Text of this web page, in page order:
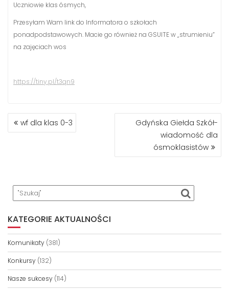
Uczniowie klas ósmych,
Przesyłam Wam link do Informatora o szkołach
ponadpodstawowych. Macie go również na GSUITE w „strumieniu”
na zajęciach wos
https://tiny.pl/t3qn9
NAWIGACJA
WPISU
wf dla klas 0-3
Gdyńska Giełda Szkół-
wiadomość dla
ósmoklasistów
KATEGORIE AKTUALNOŚCI
Komunikaty (381)
Konkursy (132)
Nasze sukcesy (114)